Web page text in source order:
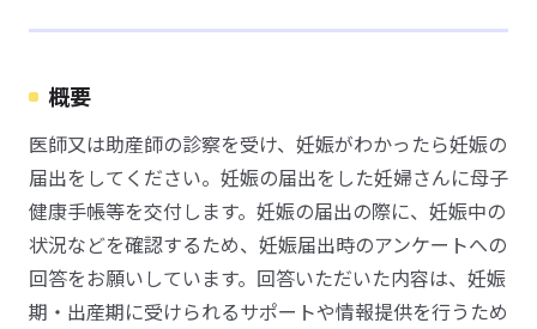
概要
医師又は助産師の診察を受け、妊娠がわかったら妊娠の
届出をしてください。妊娠の届出をした妊婦さんに母子
健康手帳等を交付します。妊娠の届出の際に、妊娠中の
状況などを確認するため、妊娠届出時のアンケートへの
回答をお願いしています。回答いただいた内容は、妊娠
期・出産期に受けられるサポートや情報提供を行うため